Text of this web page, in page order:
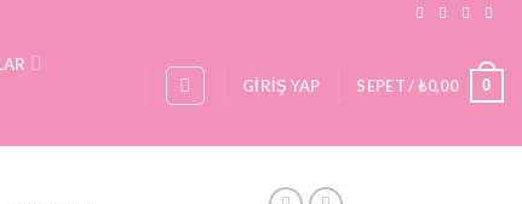
GIRIŞ YAP SEPET /₺0,00 0